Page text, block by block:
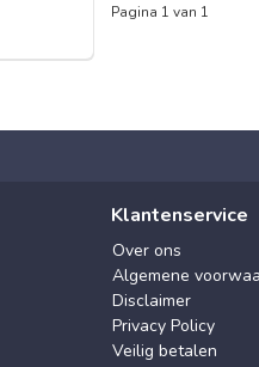
Pagina 1 van 1
Klantenservice
Over ons
Algemene
Disclaimer
Privacy Policy
Veilig betalen